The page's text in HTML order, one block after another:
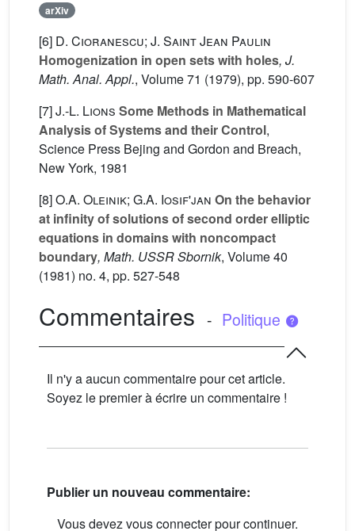
arXiv
[6] D. Cioranescu; J. Saint Jean Paulin
Homogenization in open sets with holes, J.
Math. Anal. Appl., Volume 71 (1979), pp. 590-607
[7]J.-L. Lions Some Methods in Mathematical
Analysis of Systems and their Control,
Science Press Bejing and Gordon and Breach,
New York, 1981
[8]O.A. Oleinik; G.A. Iosif'jan On the behavior
at infinity of solutions of second order elliptic
equations in domains with noncompact
boundary, Math. USSR Sbornik, Volume 40
(1981) no. 4, pp. 527-548
Commentaires - Politique
Il n'y a aucun commentaire pour cet article.
Soyez le premier à écrire un commentaire !
Publier un nouveau commentaire:
Vous devez vous connecter pour continuer.